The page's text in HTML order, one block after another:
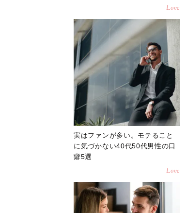
Love
実はファンが多い。モテること
に気づかない40代50代男性の口
癖5選
Love